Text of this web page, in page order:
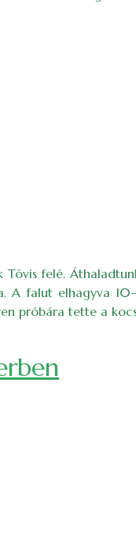
felé.
falut elhagyva
próbára tette a